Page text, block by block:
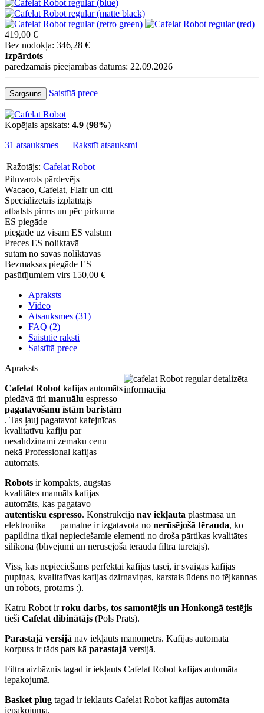
419,00 €
Bez nodokļa: 346,28 €
Izpārdots
paredzamais pieejamības datums: 22.09.2026
Sargsuns Saistītā prece
Kopējais apskats: 4.9 (98%)
31 atsauksmes
Rakstīt atsauksmi
Ražotājs: Cafelat Robot
Pilnvarots pārdevējs
Wacaco, Cafelat, Flair un citi
Specializētais izplatītājs
atbalsts pirms un pēc pirkuma
ES piegāde
piegāde uz visām ES valstīm
Preces ES noliktavā
sūtām no savas noliktavas
Bezmaksas piegāde ES
pasūtījumiem virs 150,00 €
Apraksts
Video
Atsauksmes (31)
FAQ (2)
Saistītie raksti
Saistītā prece
Apraksts
Cafelat Robot kafijas automāts
piedāvā tīri manuālu espresso
pagatavošanu īstām baristām
. Tas ļauj pagatavot kafejnīcas
kvalitatīvu kafiju par
nesalīdzināmi zemāku cenu
nekā Professional kafijas
automāts.
Robots ir kompakts, augstas
kvalitātes manuāls kafijas
automāts, kas pagatavo
autentisku espresso. Konstrukcijā nav iekļauta plastmasa un
elektronika — pamatne ir izgatavota no nerūsējošā tērauda, ko
papildina tikai nepieciešamie elementi no droša pārtikas kvalitātes
silikona (blīvējumi un nerūsējošā tērauda filtra turētājs).
Viss, kas nepieciešams perfektai kafijas tasei, ir svaigas kafijas
pupiņas, kvalitatīvas kafijas dzirnaviņas, karstais ūdens no tējkannas
un robots, protams :).
Katru Robot irroku darbs, tos samontējis un Honkongā testējis
tieši Cafelat dibinātājs (Pols Prats).
Parastajā versijā nav iekļauts manometrs. Kafijas automāta
korpuss ir tāds pats kā parastajā versijā.
Filtra aizbāznis tagad ir iekļauts Cafelat Robot kafijas automāta
iepakojumā.
Basket plug tagad ir iekļauts Cafelat Robot kafijas automāta
iepakojumā.